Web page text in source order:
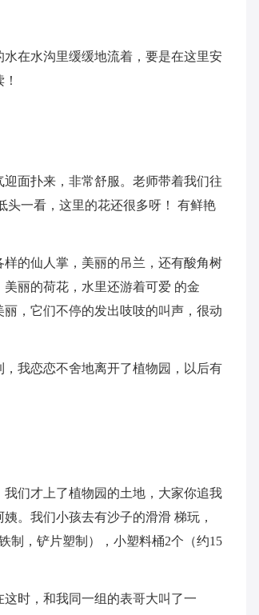
在水沟里缓缓地流着，要是在这里安
面扑来，非常舒服。老师带着我们往
头一看，这里的花还很多呀！ 有鲜艳
的仙人掌，美丽的吊兰，还有酸角树
丽的荷花，水里还游着可爱 的金
，它们不停的发出吱吱的叫声，很动
我恋恋不舍地离开了植物园，以后有
们才上了植物园的土地，大家你追我
。我们小孩去有沙子的滑滑 梯玩，
制，铲片塑制），小塑料桶2个（约15
时，和我同一组的表哥大叫了一